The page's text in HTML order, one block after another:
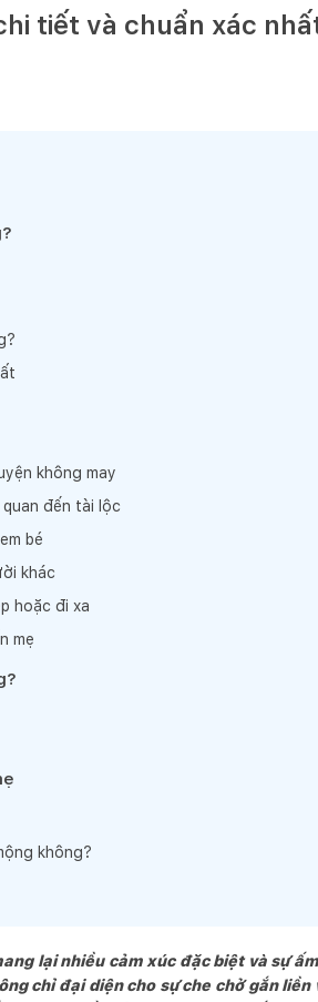
tiết và chuẩn xác
không may
đến tài lộc
bé
khác
hoặc đi xa
mẹ
không?
lại nhiều cảm xúc đặc biệt và sự
chỉ đại diện cho sự che chở gắn